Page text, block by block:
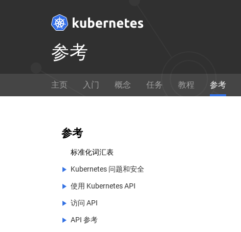
Get Started
cluster that runs "Hello World"
想要修改 Kubernetes 的核心源代码？
在 GitHub 上查看
参考
主页 入门 概念 任务 教程 参考
参考
标准化词汇表
Kubernetes 问题和安全
Kubernetes 问题和安全
Kubernetes 问题追踪
Kubernetes 安全和信息披露
使用 Kubernetes API
使用 Kubernetes API
Kubernetes API 总览
访问 API
Authenticating
API 参考